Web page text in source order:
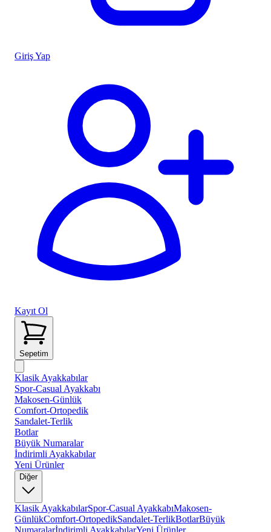
Giriş Yap
Kayıt Ol
Sepetim
Klasik Ayakkabılar
Spor-Casual Ayakkabı
Makosen-Günlük
Comfort-Ortopedik
Sandalet-Terlik
Botlar
Büyük Numaralar
İndirimli Ayakkabılar
Yeni Ürünler
Diğer
Klasik AyakkabılarSpor-Casual AyakkabıMakosen-
GünlükComfort-OrtopedikSandalet-TerlikBotlarBüyük
Numaralarİndirimli AyakkabılarYeni Ürünler